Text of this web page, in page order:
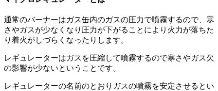
通常のバーナーはガス缶内のガスの圧力で噴霧するので、寒
さやガスが少なくなり圧力が下がることにより火力が落ちた
り着火がしづらくなったりします。
レギュレーターはガスを圧縮して噴霧するので寒さやガス欠
の影響が少ないということです。
レギュレーターの名前のとおりガスの噴霧を安定させるとい